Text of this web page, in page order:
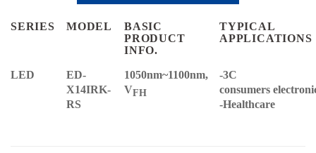
SERIES MODEL
BASIC
PRODUCT
INFO.
TYPICAL
APPLICATIONS
LED
ED-
X14IRK-
RS
1050nm~1100nm,
VFH
-3C
consumers
-Healthcare